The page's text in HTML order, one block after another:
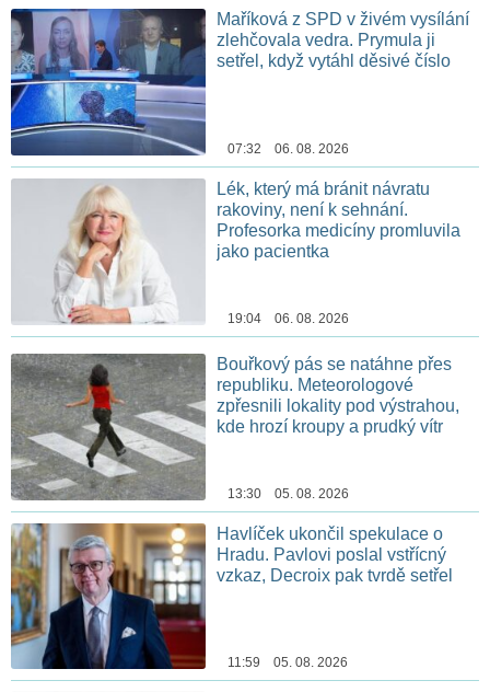
Maříková z SPD v živém vysílání
zlehčovala vedra. Prymula ji
setřel, když vytáhl děsivé číslo
07:32 06. 08. 2026
Lék, který má bránit návratu
rakoviny, není k sehnání.
Profesorka medicíny promluvila
jako pacientka
19:04 06. 08. 2026
Bouřkový pás se natáhne přes
republiku. Meteorologové
zpřesnili lokality pod výstrahou,
kde hrozí kroupy a prudký vítr
13:30 05. 08. 2026
Havlíček ukončil spekulace o
Hradu. Pavlovi poslal vstřícný
vzkaz, Decroix pak tvrdě setřel
11:59 05. 08. 2026